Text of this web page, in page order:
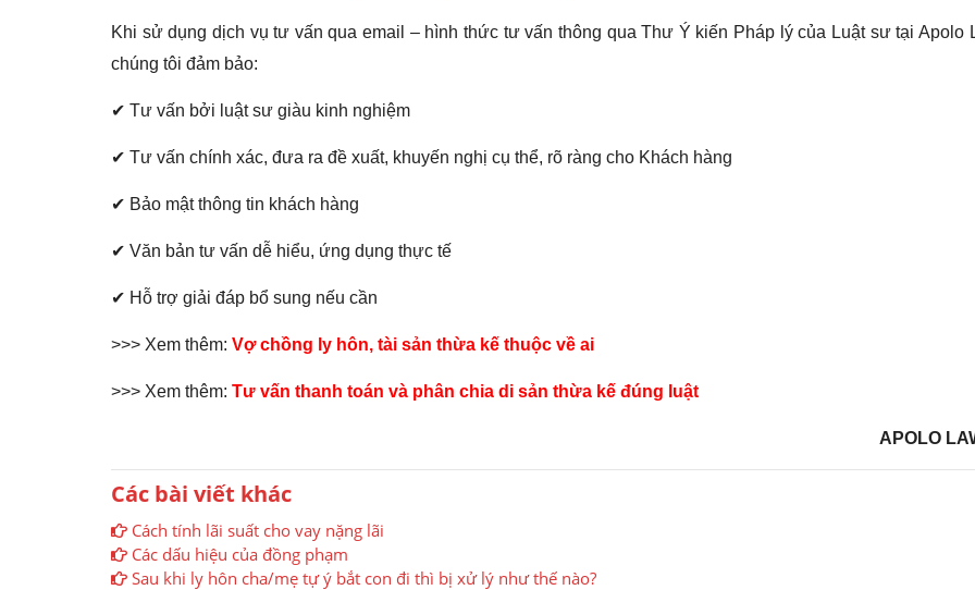
Khi sử dụng dịch vụ tư vấn qua email – hình thức tư vấn thông qua Thư Ý kiến Pháp lý của Luật sư tại Apolo
chúng tôi đảm bảo:
✔ Tư vấn bởi luật sư giàu kinh nghiệm
✔ Tư vấn chính xác, đưa ra đề xuất, khuyến nghị cụ thể, rõ ràng cho Khách hàng
✔ Bảo mật thông tin khách hàng
✔ Văn bản tư vấn dễ hiểu, ứng dụng thực tế
✔ Hỗ trợ giải đáp bổ sung nếu cần
>>> Xem thêm: Vợ chồng ly hôn, tài sản thừa kế thuộc về ai
>>> Xem thêm: Tư vấn thanh toán và phân chia di sản thừa kế đúng luật
APOLO
Các bài viết khác
Cách tính lãi suất cho vay nặng lãi
Các dấu hiệu của đồng phạm
Sau khi ly hôn cha/mẹ tự ý bắt con đi thì bị xử lý như thế nào?